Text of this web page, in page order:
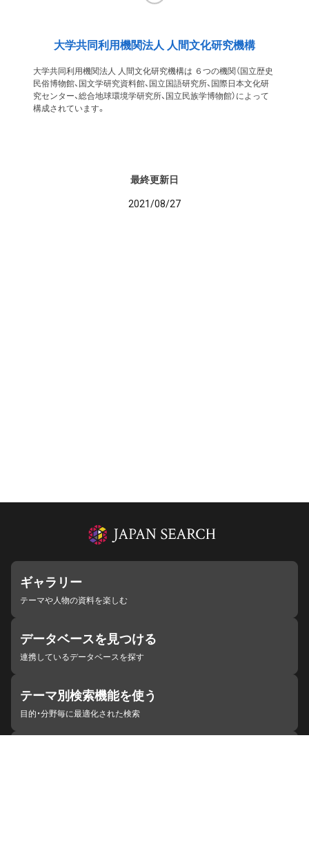
大学共同利用機関法人 人間文化研究機構
大学共同利用機関法人 人間文化研究機構は ６つの機関（国立歴史
民俗博物館、国文学研究資料館、国立国語研究所、国際日本文化研
究センター、総合地球環境学研究所、国立民族学博物館）によって
構成されています。
最終更新日
2021/08/27
ギャラリー
テーマや人物の資料を楽しむ
データベースを見つける
連携しているデータベースを探す
テーマ別検索機能を使う
目的・分野毎に最適化された検索